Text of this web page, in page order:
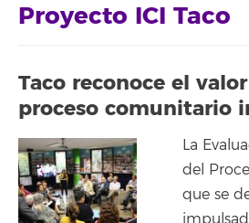
Proyecto ICI Taco
Taco reconoce el
proceso comunitario
La
del
que se